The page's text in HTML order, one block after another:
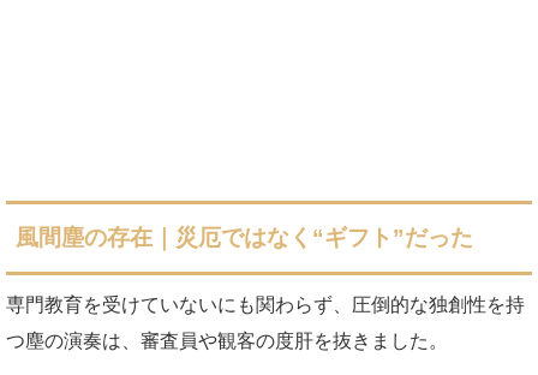
風間塵の存在｜災厄ではなく“ギフト”だった
専門教育を受けていないにも関わらず、圧倒的な独創性を持
つ塵の演奏は、審査員や観客の度肝を抜きました。